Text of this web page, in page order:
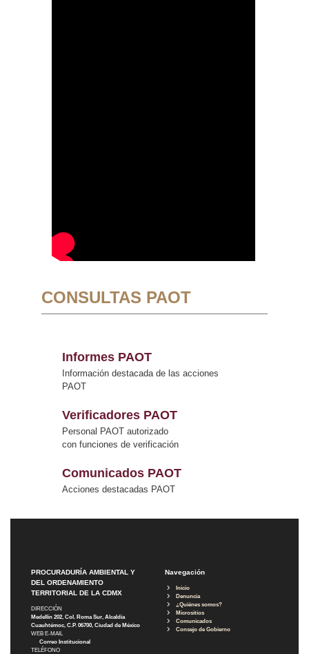
CONSULTAS PAOT
Informes PAOT
Información destacada de las acciones
PAOT
Verificadores PAOT
Personal PAOT autorizado
con funciones de verificación
Comunicados PAOT
Acciones destacadas PAOT
PROCURADURÍA AMBIENTAL Y
DEL ORDENAMIENTO
TERRITORIAL DE LA CDMX
DIRECCIÓN
Medellín 202, Col. Roma Sur, Alcaldía
Cuauhtémoc, C.P. 06700, Ciudad de México
WEB E-MAIL
Correo Institucional
TELÉFONO
Navegación
Inicio
Denuncia
¿Quiénes somos?
Micrositios
Comunicados
Consejo de Gobierno